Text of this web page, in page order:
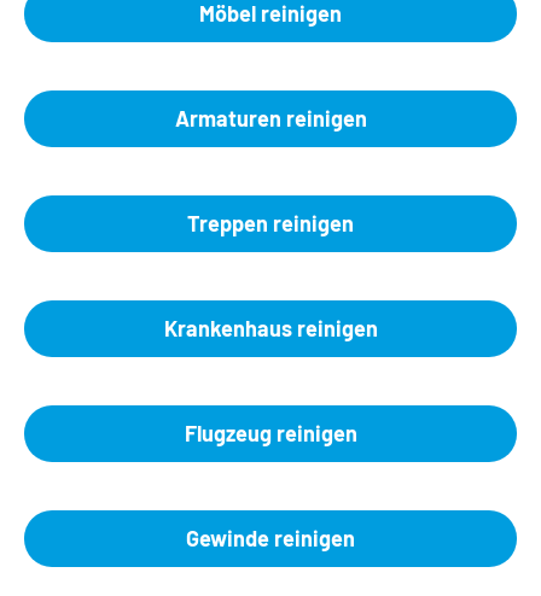
Möbel reinigen
Armaturen reinigen
Treppen reinigen
Krankenhaus reinigen
Flugzeug reinigen
Gewinde reinigen